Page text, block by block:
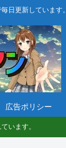
日更新しています。
広告ポリシー
います。